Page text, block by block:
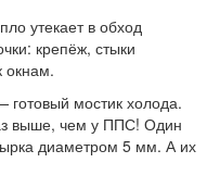
утекает в обход
крепёж, стыки
окнам.
мостик холода.
выше, чем у ППС! Один
диаметром 5 мм. А их